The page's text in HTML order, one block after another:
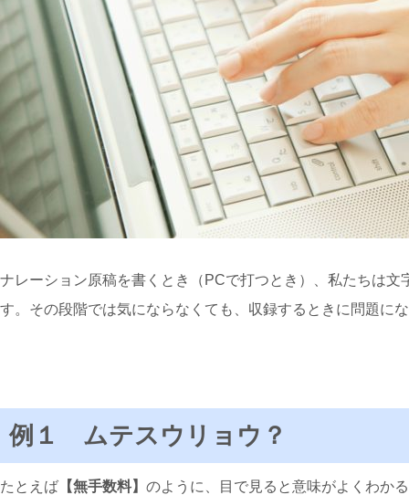
ナレーション原稿を書くとき（PCで打つとき）、私たちは
す。その段階では気にならなくても、収録するときに問題に
例１ ムテスウリョウ？
たとえば 【無手数料】 のように、目で見ると意味がよくわか